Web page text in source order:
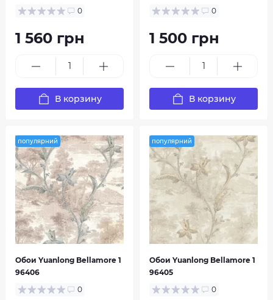
0
1 560 грн
В корзину
0
1 500 грн
В корзину
популярний
Обои Yuanlong Bellamore 1
96406
0
популярний
Обои Yuanlong Bellamore 1
96405
0